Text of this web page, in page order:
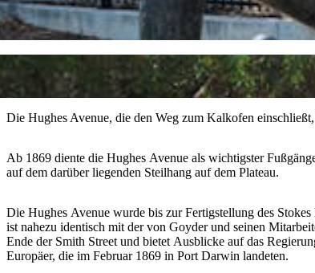
Die Hughes Avenue, die den Weg zum Kalkofen
Ab 1869 diente die Hughes Avenue als wichtigster
auf dem darüber liegenden Steilhang auf dem Plateau.
Die Hughes Avenue wurde bis zur Fertigstellung des
ist nahezu identisch mit der von Goyder und seinen
Ende der Smith Street und bietet Ausblicke auf das
Europäer, die im Februar 1869 in Port Darwin landeten.